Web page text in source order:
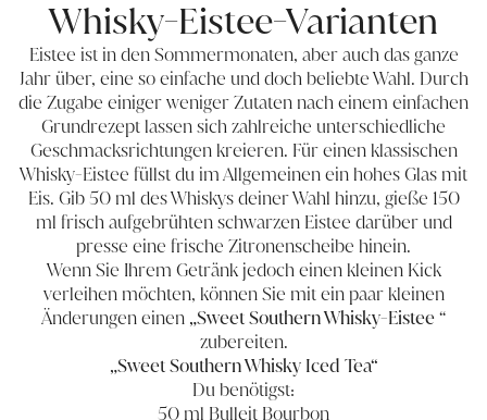
Whisky-Eistee-Varianten
Eistee ist in den Sommermonaten, aber auch das ganze
Jahr über, eine so einfache und doch beliebte Wahl. Durch
die Zugabe einiger weniger Zutaten nach einem einfachen
Grundrezept lassen sich zahlreiche unterschiedliche
Geschmacksrichtungen kreieren. Für einen klassischen
Whisky-Eistee füllst du im Allgemeinen ein hohes Glas mit
Eis. Gib 50 ml des Whiskys deiner Wahl hinzu, gieße 150
ml frisch aufgebrühten schwarzen Eistee darüber und
presse eine frische Zitronenscheibe hinein.
Wenn Sie Ihrem Getränk jedoch einen kleinen Kick
verleihen möchten, können Sie mit ein paar kleinen
Änderungen einen „Sweet Southern Whisky-Eistee“
zubereiten.
„Sweet Southern Whisky Iced Tea“
Du benötigst:
50 ml Bulleit Bourbon